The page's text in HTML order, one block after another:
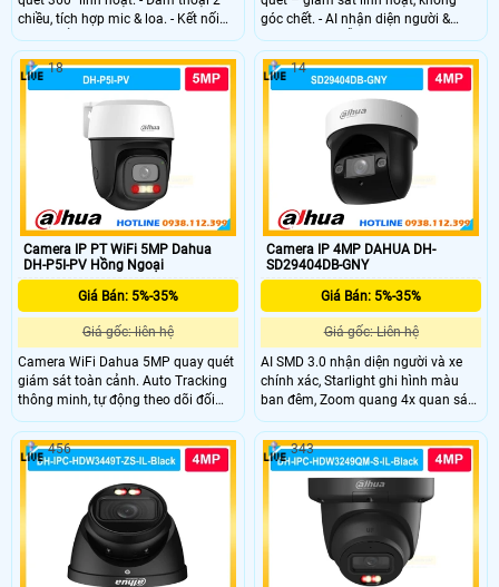
chiều, tích hợp mic & loa. - Kết nối
Wi-Fi 6 ổn định, xem từ xa qua điện
thoại.
góc chết. - AI nhận diện người &
phương tiện, hỗ trợ Auto Tracking
thông minh. - Quan sát ban đêm
30m với 4 chế độ (có màu ban
đêm). - Đàm thoại 2 chiều, tích hợp
loa cảnh báo an ninh.
Camera IP PT WiFi 5MP Dahua
DH-P5I-PV Hồng Ngoại
Giá Bán: 5%-35%
Giá gốc: liên hệ
Camera WiFi Dahua 5MP quay quét
giám sát toàn cảnh. Auto Tracking
thông minh, tự động theo dõi đối
tượng. Cảnh báo chủ động bằng còi
hú & đèn chớp khi có xâm nhập. Ghi
hình ban đêm có màu với đèn kép
thông minh 30m. Đàm thoại 2
chiều, kết nối WiFi 6 + Bluetooth tiện
lợi
18
Camera IP 4MP DAHUA DH-
SD29404DB-GNY
Giá Bán: 5%-35%
Giá gốc: Liên hệ
AI SMD 3.0 nhận diện người và xe
chính xác, Starlight ghi hình màu
ban đêm, Zoom quang 4x quan sát
rõ ở nhiều khoảng cách.
14
456 343